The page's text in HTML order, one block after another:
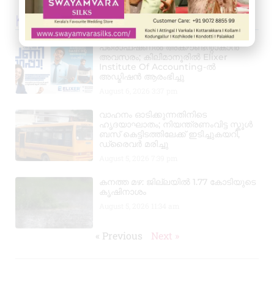
Kerala News
പ്രൊഫഷണൽ അക്കൗണ്ടന്റാകാൻ
അവസരം; കിലിമാനൂരിൽ Elixer
Institute Of Accounting-ൽ
അഡ്മിഷൻ ആരംഭിച്ചു
വാഹനം ഓടിക്കുന്നതിനിടെ
ഹൃദയാഘാതം; നിയന്ത്രണംവിട്ട സ്കൂൾ
ബസ് കെട്ടിടത്തിലേക്ക് ഇടിച്ചുകയറി,
ഡ്രൈവർ മരിച്ചു
കനത്ത മഴ: ജില്ലയിൽ 1.77 കോടിയുടെ
കൃഷിനാശം
« Previous Next »